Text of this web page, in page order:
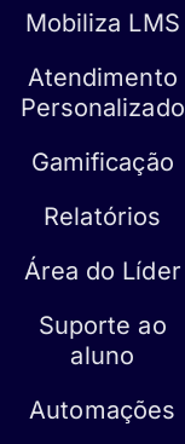
Mobiliza LMS
Atendimento
Personalizado
Gamificação
Relatórios
Área do Líder
Suporte ao
aluno
Automações